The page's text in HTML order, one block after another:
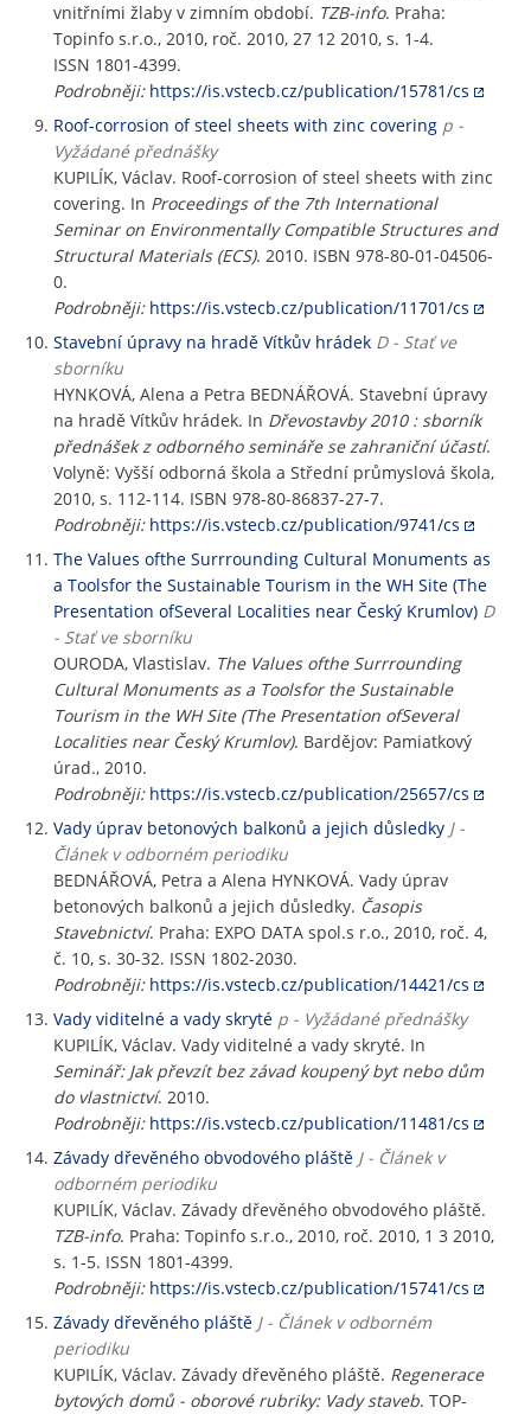
vnitřními žlaby v zimním období. TZB-info. Praha:
Topinfo s.r.o., 2010, roč. 2010, 27 12 2010, s. 1-4.
ISSN 1801-4399.
Podrobněji: https://is.vstecb.cz/publication/15781/cs
Roof-corrosion of steel sheets with zinc covering p -
Vyžádané přednášky
KUPILÍK, Václav. Roof-corrosion of steel sheets with zinc
covering. In Proceedings of the 7th International
Seminar on Environmentally Compatible Structures and
Structural Materials (ECS). 2010. ISBN 978-80-01-04506-
0.
Podrobněji: https://is.vstecb.cz/publication/11701/cs
Stavební úpravy na hradě Vítkův hrádek D - Stať ve
sborníku
HYNKOVÁ, Alena a Petra BEDNÁŘOVÁ. Stavební úpravy
na hradě Vítkův hrádek. In Dřevostavby 2010 : sborník
přednášek z odborného semináře se zahraniční účastí.
Volyně: Vyšší odborná škola a Střední průmyslová škola,
2010, s. 112-114. ISBN 978-80-86837-27-7.
Podrobněji: https://is.vstecb.cz/publication/9741/cs
The Values ofthe Surrrounding Cultural Monuments as
a Toolsfor the Sustainable Tourism in the WH Site (The
Presentation ofSeveral Localities near Český Krumlov) D
- Stať ve sborníku
OURODA, Vlastislav. The Values ofthe Surrrounding
Cultural Monuments as a Toolsfor the Sustainable
Tourism in the WH Site (The Presentation ofSeveral
Localities near Český Krumlov). Bardějov: Pamiatkový
úrad., 2010.
Podrobněji: https://is.vstecb.cz/publication/25657/cs
Vady úprav betonových balkonů a jejich důsledky J -
Článek v odborném periodiku
BEDNÁŘOVÁ, Petra a Alena HYNKOVÁ. Vady úprav
betonových balkonů a jejich důsledky. Časopis
Stavebnictví. Praha: EXPO DATA spol.s r.o., 2010, roč. 4,
č. 10, s. 30-32. ISSN 1802-2030.
Podrobněji: https://is.vstecb.cz/publication/14421/cs
Vady viditelné a vady skryté p - Vyžádané přednášky
KUPILÍK, Václav. Vady viditelné a vady skryté. In
Seminář: Jak převzít bez závad koupený byt nebo dům
do vlastnictví. 2010.
Podrobněji: https://is.vstecb.cz/publication/11481/cs
Závady dřevěného obvodového pláště J - Článek v
odborném periodiku
KUPILÍK, Václav. Závady dřevěného obvodového pláště.
TZB-info. Praha: Topinfo s.r.o., 2010, roč. 2010, 1 3 2010,
s. 1-5. ISSN 1801-4399.
Podrobněji: https://is.vstecb.cz/publication/15741/cs
Závady dřevěného pláště J - Článek v odborném
periodiku
KUPILÍK, Václav. Závady dřevěného pláště. Regenerace
bytových domů - oborové rubriky: Vady staveb. TOP-